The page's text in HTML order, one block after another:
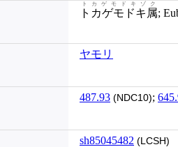
トカゲモドキ属
トカゲモドキゾク
;
ヤモリ
487.93 (NDC10);
sh85045482 (LCSH)